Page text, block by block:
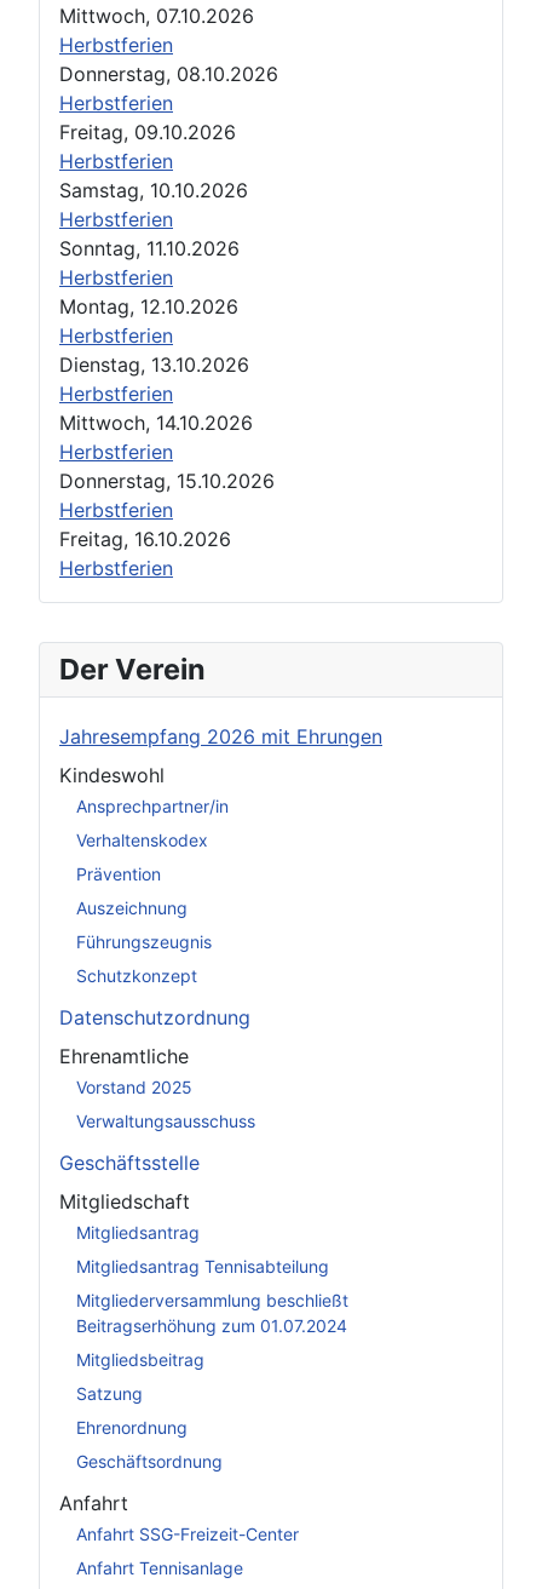
Der Verein
Jahresempfang 2026 mit Ehrungen
Kindeswohl
Ansprechpartner/in
Verhaltenskodex
Prävention
Auszeichnung
Führungszeugnis
Schutzkonzept
Datenschutzordnung
Ehrenamtliche
Vorstand 2025
Verwaltungsausschuss
Geschäftsstelle
Mitgliedschaft
Mitgliedsantrag
Mitgliedsantrag Tennisabteilung
Mitgliederversammlung beschließt
Beitragserhöhung zum 01.07.2024
Mitgliedsbeitrag
Satzung
Ehrenordnung
Geschäftsordnung
Anfahrt
Anfahrt SSG-Freizeit-Center
Anfahrt Tennisanlage
Mittwoch, 07.10.2026
Herbstferien
Donnerstag, 08.10.2026
Herbstferien
Freitag, 09.10.2026
Herbstferien
Samstag, 10.10.2026
Herbstferien
Sonntag, 11.10.2026
Herbstferien
Montag, 12.10.2026
Herbstferien
Dienstag, 13.10.2026
Herbstferien
Mittwoch, 14.10.2026
Herbstferien
Donnerstag, 15.10.2026
Herbstferien
Freitag, 16.10.2026
Herbstferien